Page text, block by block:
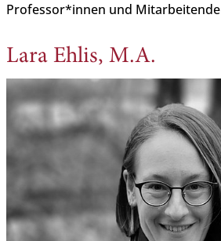
Professor*innen und Mitarbeitende
Lara Ehlis, M.A.